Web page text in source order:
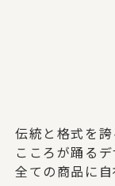
伝統と格式を
こころが踊る
全ての商品に